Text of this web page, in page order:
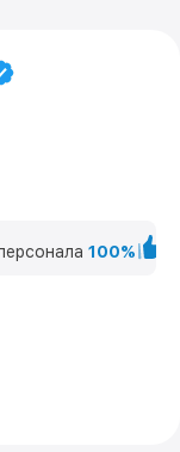
100%